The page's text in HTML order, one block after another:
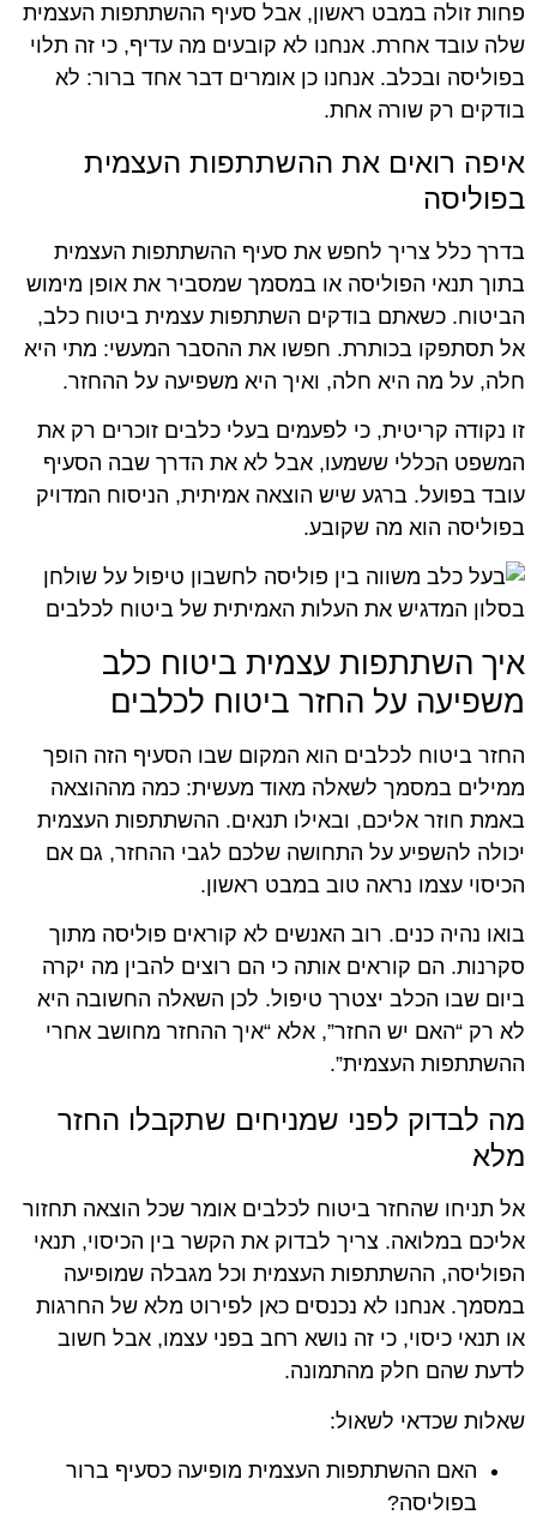
פחות זולה במבט ראשון, אבל סעיף ההשתתפות העצמית
שלה עובד אחרת. אנחנו לא קובעים מה עדיף, כי זה תלוי
בפוליסה ובכלב. אנחנו כן אומרים דבר אחד ברור: לא
בודקים רק שורה אחת.
איפה רואים את ההשתתפות העצמית
בפוליסה
בדרך כלל צריך לחפש את סעיף ההשתתפות העצמית
בתוך תנאי הפוליסה או במסמך שמסביר את אופן מימוש
הביטוח. כשאתם בודקים השתתפות עצמית ביטוח כלב,
אל תסתפקו בכותרת. חפשו את ההסבר המעשי: מתי היא
חלה, על מה היא חלה, ואיך היא משפיעה על ההחזר.
זו נקודה קריטית, כי לפעמים בעלי כלבים זוכרים רק את
המשפט הכללי ששמעו, אבל לא את הדרך שבה הסעיף
עובד בפועל. ברגע שיש הוצאה אמיתית, הניסוח המדויק
בפוליסה הוא מה שקובע.
איך השתתפות עצמית ביטוח כלב
משפיעה על החזר ביטוח לכלבים
החזר ביטוח לכלבים הוא המקום שבו הסעיף הזה הופך
ממילים במסמך לשאלה מאוד מעשית: כמה מההוצאה
באמת חוזר אליכם, ובאילו תנאים. ההשתתפות העצמית
יכולה להשפיע על התחושה שלכם לגבי ההחזר, גם אם
הכיסוי עצמו נראה טוב במבט ראשון.
בואו נהיה כנים. רוב האנשים לא קוראים פוליסה מתוך
סקרנות. הם קוראים אותה כי הם רוצים להבין מה יקרה
ביום שבו הכלב יצטרך טיפול. לכן השאלה החשובה היא
לא רק “האם יש החזר”, אלא “איך ההחזר מחושב אחרי
ההשתתפות העצמית”.
מה לבדוק לפני שמניחים שתקבלו החזר
מלא
אל תניחו שהחזר ביטוח לכלבים אומר שכל הוצאה תחזור
אליכם במלואה. צריך לבדוק את הקשר בין הכיסוי, תנאי
הפוליסה, ההשתתפות העצמית וכל מגבלה שמופיעה
במסמך. אנחנו לא נכנסים כאן לפירוט מלא של החרגות
או תנאי כיסוי, כי זה נושא רחב בפני עצמו, אבל חשוב
לדעת שהם חלק מהתמונה.
שאלות שכדאי לשאול:
האם ההשתתפות העצמית מופיעה כסעיף ברור
בפוליסה?